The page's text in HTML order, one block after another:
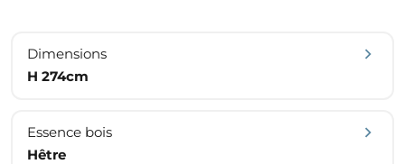
Dimensions
H 274cm
Essence bois
Hêtre